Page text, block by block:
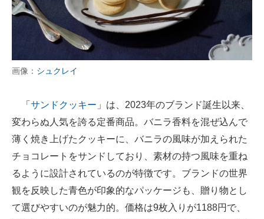
画像： シュクレイ
「 サンドクッキー 」は、2023年のブランド誕生以来、
変わらぬ人気を誇る定番商品。バニラ香料を混ぜ込んで
薄く焼き上げたクッキーに、バニラの風味が加えられた
チョコレートをサンドしており、素材の持つ風味を重ね
るように設計されているのが特徴です。ブランドの世界
観を反映した青色が印象的なパッケージも、贈り物とし
て選びやすいのが魅力的。価格は9枚入りが1188円で、